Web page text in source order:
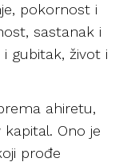
pokornost i
sastanak i
gubitak, život i
ahiretu,
Ono je
prođe